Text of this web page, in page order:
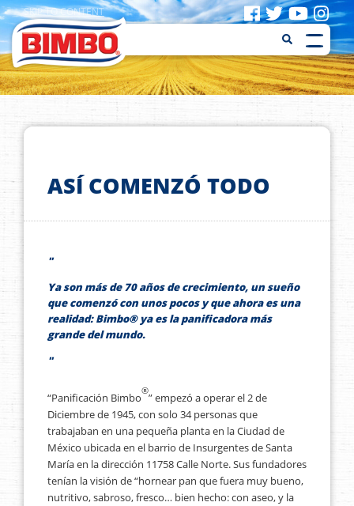
Pasar
al
contenido
principal
SKIP TO CONTENT
ASÍ COMENZÓ TODO
"
Ya son más de 70 años de crecimiento, un sueño
que comenzó con unos pocos y que ahora es una
realidad: Bimbo® ya es la panificadora más
grande del mundo.
"
“Panificación Bimbo
®
” empezó a operar el 2 de
Diciembre de 1945, con solo 34 personas que
trabajaban en una pequeña planta en la Ciudad de
México ubicada en el barrio de Insurgentes de Santa
María en la dirección 11758 Calle Norte. Sus fundadores
tenían la visión de “hornear pan que fuera muy bueno,
nutritivo, sabroso, fresco… bien hecho: con aseo, y la